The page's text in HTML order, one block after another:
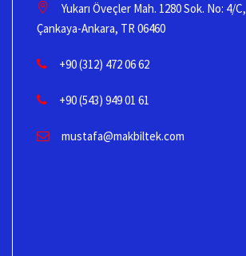
Yukarı Öveçler Mah. 1280 Sok. No: 4/C,
Çankaya-Ankara, TR 06460
+90 (312) 472 06 62
+90 (543) 949 01 61
mustafa@makbiltek.com